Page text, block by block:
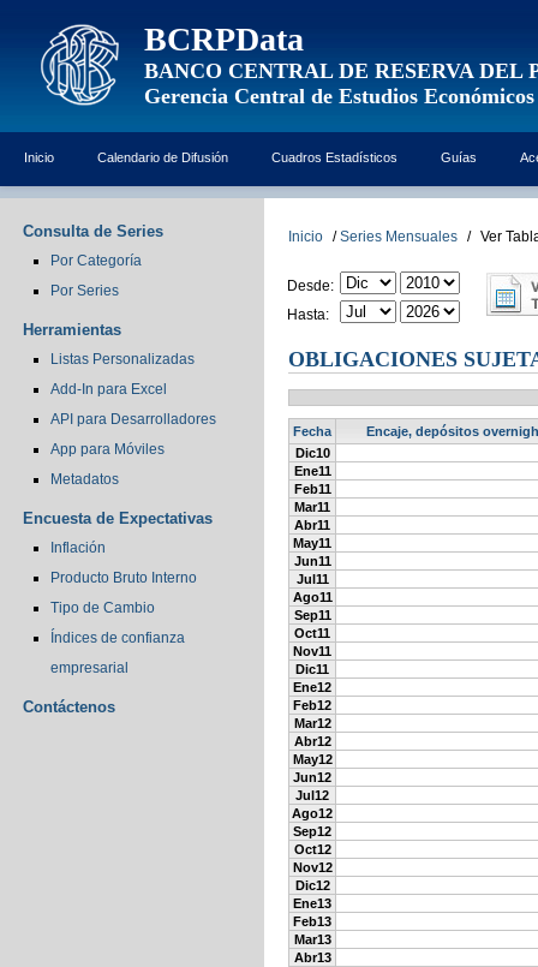
BCRPData
BANCO CENTRAL DE RESERVA DEL
Gerencia Central de Estudios Económicos
Inicio Calendario de Difusión Cuadros Estadísticos Guías
Consulta de Series
Por Categoría
Por Series
Herramientas
Listas Personalizadas
Add-In para Excel
API para Desarrolladores
App para Móviles
Metadatos
Encuesta de Expectativas
Inflación
Producto Bruto Interno
Tipo de Cambio
Índices de confianza
empresarial
Contáctenos
Inicio / Series Mensuales / Ver
Desde:
Hasta:
OBLIGACIONES
Fecha
Encaje, depósitos
Dic10
Ene11
Feb11
Mar11
Abr11
May11
Jun11
Jul11
Ago11
Sep11
Oct11
Nov11
Dic11
Ene12
Feb12
Mar12
Abr12
May12
Jun12
Jul12
Ago12
Sep12
Oct12
Nov12
Dic12
Ene13
Feb13
Mar13
Abr13